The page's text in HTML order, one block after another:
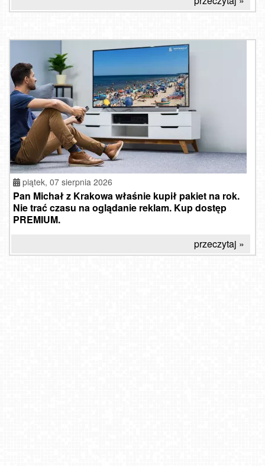
piątek, 07 sierpnia 2026
Pan Michał z Krakowa właśnie kupił pakiet na rok.
Nie trać czasu na oglądanie reklam. Kup dostęp
PREMIUM.
przeczytaj »